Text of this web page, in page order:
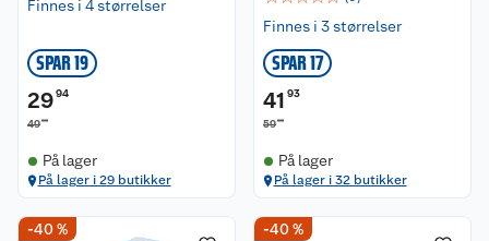
Finnes i 4 størrelser
SPAR 19
2994
4990
På lager
På lager i 29 butikker
Finnes i 3 størrelser
SPAR 17
41 93
5990
På lager
På lager i 32 butikker
-40 % -40 %